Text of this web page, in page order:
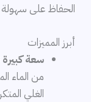
الحفاظ على سهولة
أبرز المميزات
سعة كبيرة 1.5 لتر:
من الماء
الغلي